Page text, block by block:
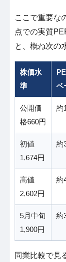
ここで重要な
点での実質
と、概ね次の
株価水
準
ベ
公開価
格660円
約
初値
1,674円
約
高値
2,602円
約
5月中旬
1,900円
約
同業比較で見